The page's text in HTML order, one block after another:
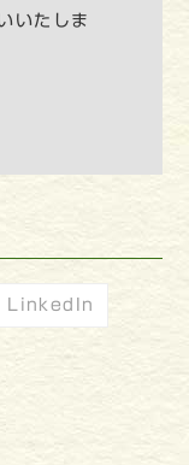
いたしま
LinkedIn